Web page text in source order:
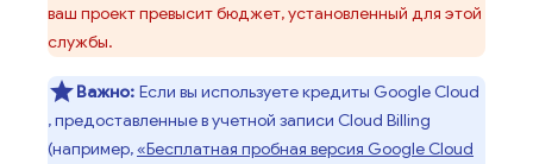
ваш проект превысит бюджет, установленный для этой
службы.
Важно: Если вы используете кредиты Google Cloud
, предоставленные в учетной записи Cloud Billing
(например,«Бесплатная пробная версия Google Cloud